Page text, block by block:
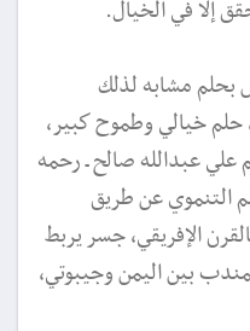
إلا في الخيال.
بحلم مشابه لذلك
حلم خيالي وطموح كبير،
علي عبدالله صالح ـ رحمه
التنموي عن طريق
الإفريقي، جسر يربط
بين اليمن وجيبوتي،